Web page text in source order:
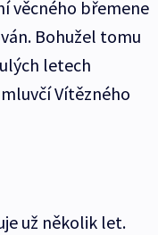
věcného břemene
Bohužel tomu
letech
Vítězného
už několik let.